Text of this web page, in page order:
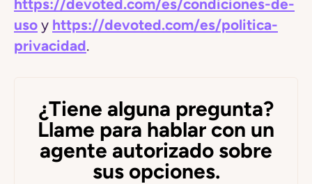
https://devoted.com/es/condiciones-de-
uso y https://devoted.com/es/politica-
privacidad.
¿Tiene alguna pregunta?
Llame para hablar con un
agente autorizado sobre
sus opciones.